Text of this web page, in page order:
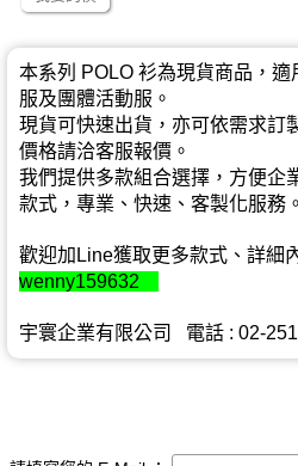
本系列 POLO 衫為現貨商品，
服及團體活動服。
現貨可快速出貨，亦可依需求訂
價格請洽客服報價。
我們提供多款組合選擇，方便企
款式，專業、快速、客製化服務。
歡迎加Line獲取更多款式、
wenny159632
宇寰企業有限公司 電話 : 02-